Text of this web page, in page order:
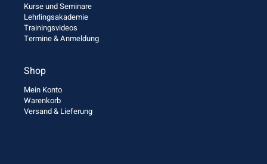
Kurse und Seminare
Lehrlingsakademie
Trainingsvideos
Termine & Anmeldung
Shop
Mein Konto
Warenkorb
Versand & Lieferung